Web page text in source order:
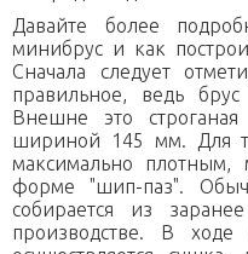
Давайте более
минибрус и как
Сначала следует
правильное, ведь
Внешне это
шириной 145 мм. Для
максимально
форме "шип-паз".
собирается из
производстве. В ходе